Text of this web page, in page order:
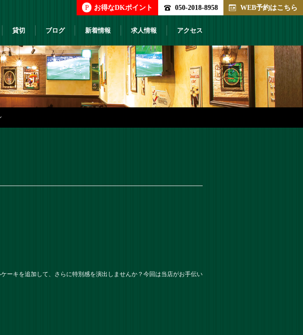
P お得なDKポイント 050-2018-8958 WEB予約はこちら
貸切 ブログ 新着情報 求人情報 アクセス
ーキを追加して、さらに特別感を演出しませんか？今回は当店がお手伝い